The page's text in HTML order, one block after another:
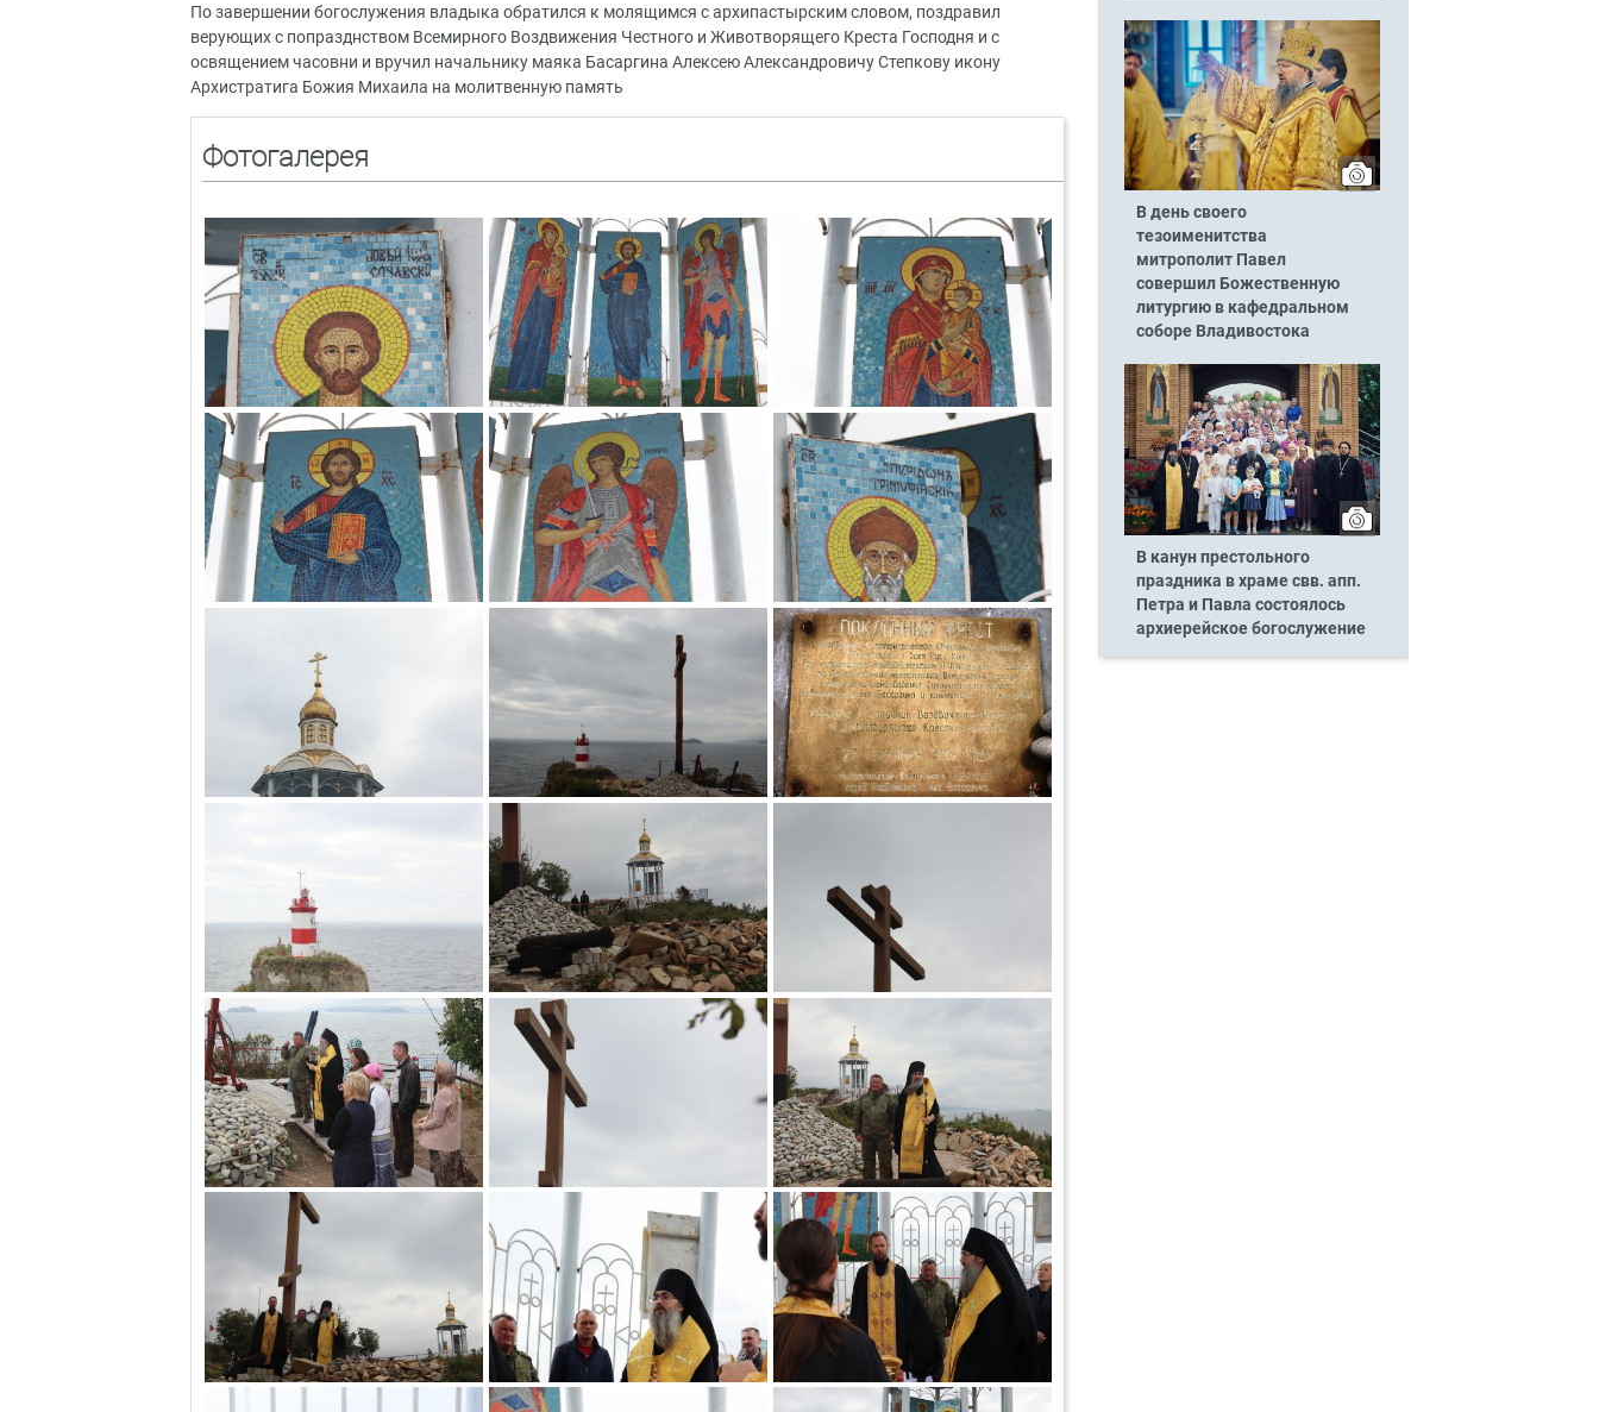
По завершении богослужения владыка обратился к молящимся с архипастырским словом, поздравил
верующих с попразднством Всемирного Воздвижения Честного и Животворящего Креста Господня и с
освящением часовни и вручил начальнику маяка Басаргина Алексею Александровичу Степкову икону
Архистратига Божия Михаила на молитвенную память
Фотогалерея
В день своего
тезоименитства
митрополит Павел
совершил Божественную
литургию в кафедральном
соборе Владивостока
В канун престольного
праздника в храме свв. апп.
Петра и Павла состоялось
архиерейское богослужение